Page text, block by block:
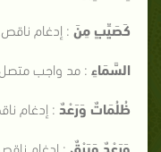
كَصَيِّبٍ مِنَ : إدغام ناقص
السَّمَاءِ : مد واجب متصل 4 أو 5 حركات
ظُلُمَاتٌ وَرَعْدٌ : إدغام
وَرَعْدٌ وَبَرْقٌ : إدغام